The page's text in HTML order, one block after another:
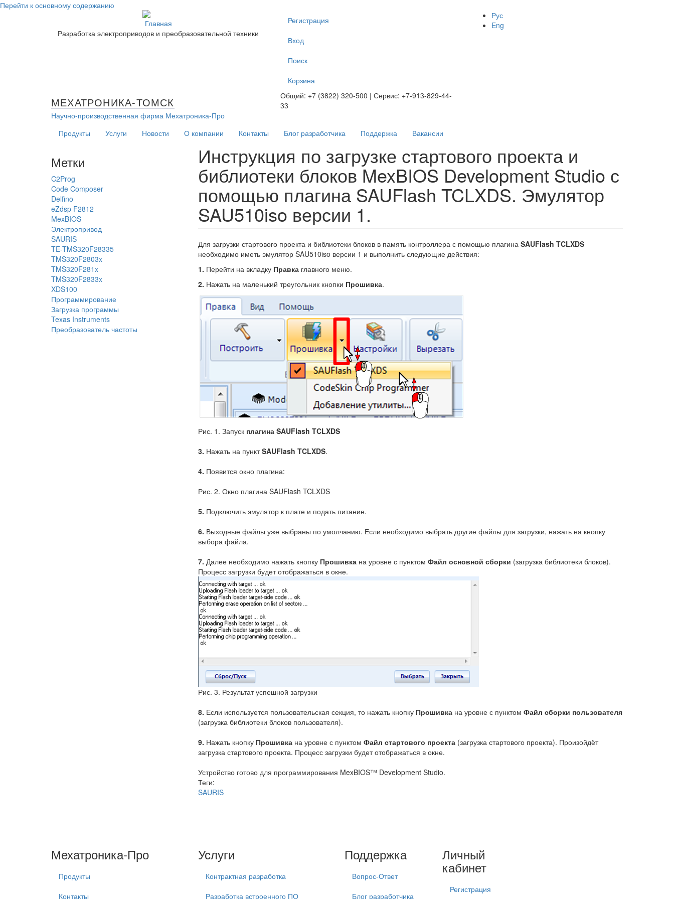
Перейти к основному содержанию
Разработка электроприводов и преобразовательной техники
Регистрация
Вход
Поиск
Корзина
Общий: +7 (3822) 320-500 | Сервис: +7-913-829-44-
33
Рус
Eng
МЕХАТРОНИКА-ТОМСК
Научно-производственная фирма Мехатроника-Про
Продукты
Услуги Новости О компании Контакты Блог разработчика Поддержка Вакансии
Метки
C2Prog
Code Composer
Delfino
eZdsp F2812
MexBIOS
Электропривод
SAURIS
TE-TMS320F28335
TMS320F2803x
TMS320F281x
TMS320F2833x
XDS100
Программирование
Загрузка программы
Texas Instruments
Преобразователь частоты
Инструкция по загрузке стартового проекта и
библиотеки блоков MexBIOS Development Studio с
помощью плагина SAUFlash TCLXDS. Эмулятор
SAU510iso версии 1.
Для загрузки стартового проекта и библиотеки блоков в память контроллера с помощью плагина SAUFlash TCLXDS
необходимо иметь эмулятор SAU510iso версии 1 и выполнить следующие действия:
1. Перейти на вкладку Правкаглавного меню.
2. Нажать на маленький треугольник кнопки Прошивка.
Рис. 1. Запуск плагина SAUFlash TCLXDS
3. Нажать на пунктSAUFlash TCLXDS.
4. Появится окно плагина:
Рис. 2. Окно плагина SAUFlash TCLXDS
5. Подключить эмулятор к плате и подать питание.
6. Выходные файлы уже выбраны по умолчанию. Если необходимо выбрать другие файлы для загрузки, нажать на кнопку
выбора файла.
7. Далее необходимо нажать кнопку Прошивка на уровне с пунктом Файл основной сборки (загрузка библиотеки блоков).
Процесс загрузки будет отображаться в окне.
Рис. 3. Результат успешной загрузки
8. Если используется пользовательская секция, то нажать кнопку Прошивка на уровне с пунктом Файл сборки пользователя
(загрузка библиотеки блоков пользователя).
9. Нажать кнопку Прошивкана уровне с пунктом Файл стартового проекта(загрузка стартового проекта). Произойдёт
загрузка стартового проекта. Процесс загрузки будет отображаться в окне.
Устройство готово для программирования MexBIOS™ Development Studio.
Теги:
SAURIS
Мехатроника-Про
Продукты
Контакты
Услуги
Контрактная разработка
Разработка встроенного ПО
Поддержка
Вопрос-Ответ
Блог разработчика
Личный
кабинет
Регистрация